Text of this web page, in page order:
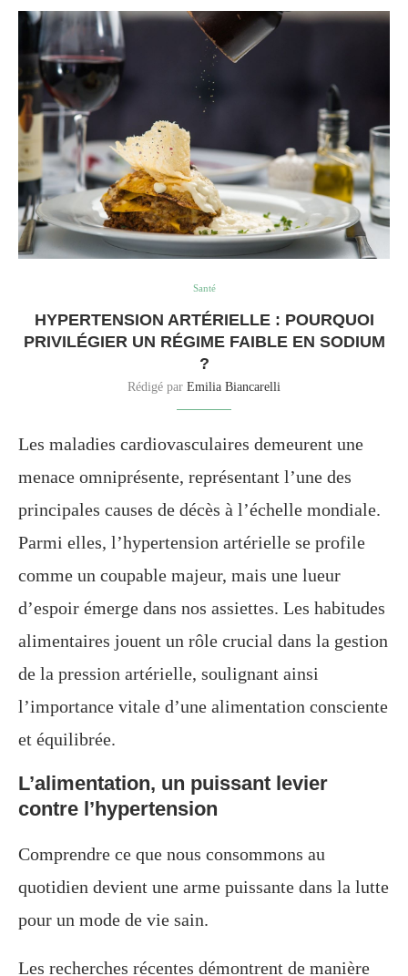
Santé
HYPERTENSION ARTÉRIELLE : POURQUOI
PRIVILÉGIER UN RÉGIME FAIBLE EN SODIUM
?
Rédigé par Emilia Biancarelli
Les maladies cardiovasculaires demeurent une
menace omniprésente, représentant l’une des
principales causes de décès à l’échelle mondiale.
Parmi elles, l’hypertension artérielle se profile
comme un coupable majeur, mais une lueur
d’espoir émerge dans nos assiettes. Les habitudes
alimentaires jouent un rôle crucial dans la gestion
de la pression artérielle, soulignant ainsi
l’importance vitale d’une alimentation consciente
et équilibrée.
L’alimentation, un puissant levier
contre l’hypertension
Comprendre ce que nous consommons au
quotidien devient une arme puissante dans la lutte
pour un mode de vie sain.
Les recherches récentes démontrent de manière